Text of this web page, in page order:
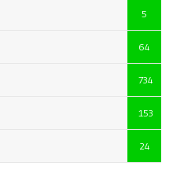
5
64
734
153
24